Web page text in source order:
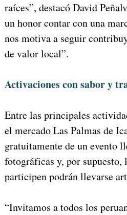
raíces”, destacó David
un honor contar con una
nos motiva a seguir
de valor local”.
Activaciones con sabor y
Entre las principales
el mercado Las Palmas de
gratuitamente de un evento
fotográficas y, por supuesto,
participen podrán llevarse
“Invitamos a todos los